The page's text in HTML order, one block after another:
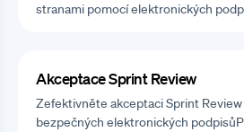
stranami pomocí elektronických
Akceptace Sprint Review
Zefektivněte akceptaci Sprint
bezpečných elektronických